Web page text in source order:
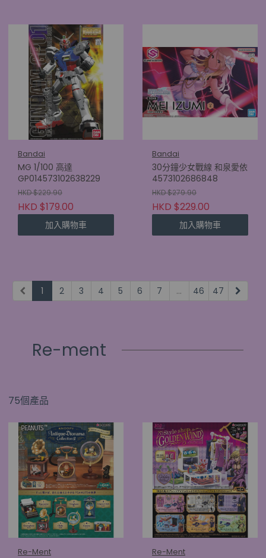
Bandai
MG 1/100 高達
GP014573102638229
HKD $229.90
HKD $179.00
加入購物車
Bandai
30分鐘少女戰線 和泉愛依
4573102686848
HKD $279.90
HKD $229.00
加入購物車
1 2 3 4 5 6 7 ... 46 47
Re-ment
75個產品
Re-Ment Re-Ment